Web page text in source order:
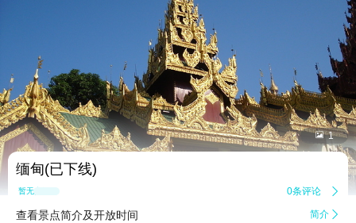
 1
缅甸(已下线)
暂无点评 0条评论 
查看景点简介及开放时间 简介 